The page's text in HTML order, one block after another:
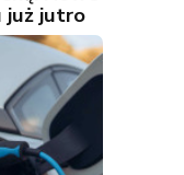
już jutro